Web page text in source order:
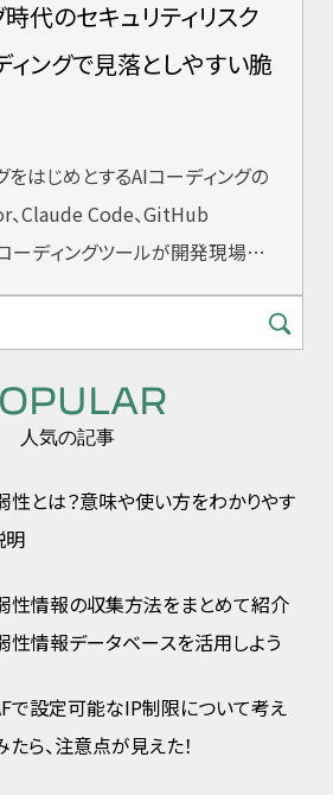
代のセキュリティリスク
ィングで見落としやすい脆
をはじめとするAIコーディングの
、Claude Code、GitHub
ディングツールが開発現場に
人気の記事
性とは？意味や使い方をわかりやす
明
性情報の収集方法をまとめて紹介
性情報データベースを活用しよう
で設定可能なIP制限について考え
たら、注意点が見えた！